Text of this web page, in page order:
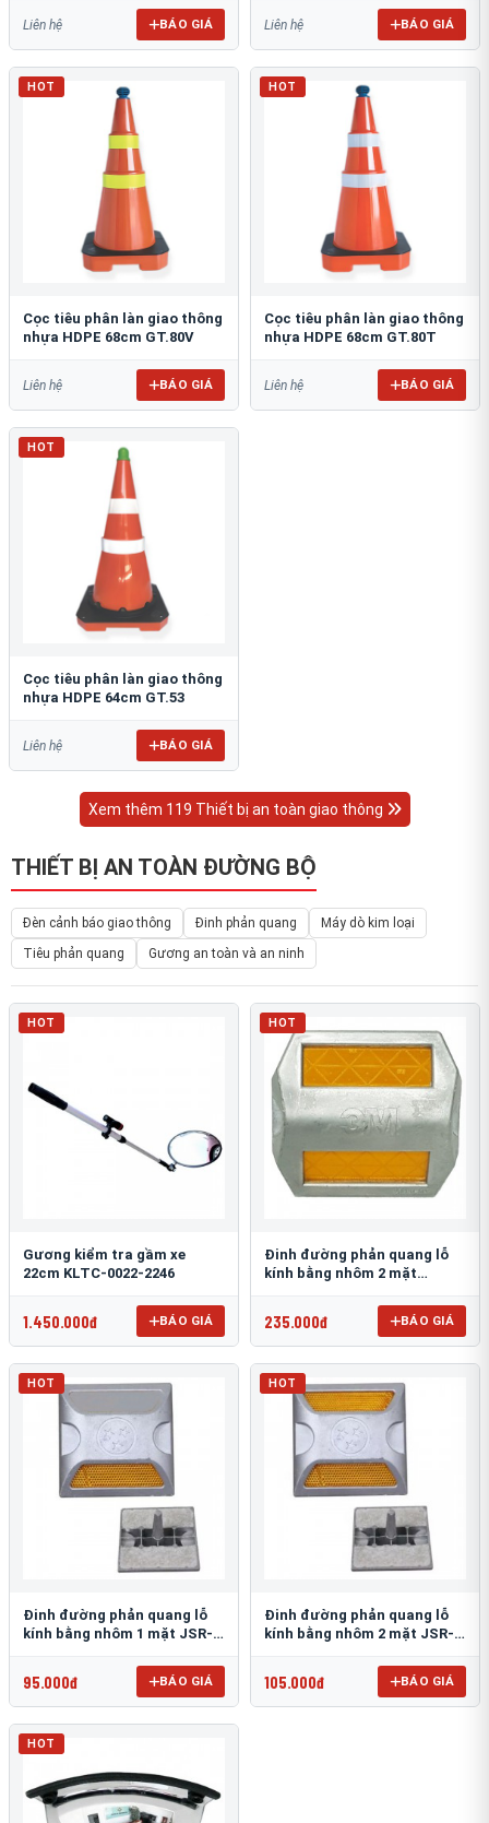
Liên hệ BÁO GIÁ Liên hệ BÁO GIÁ
HOT
Cọc tiêu phân làn giao thông
nhựa HDPE 68cm GT.80V
Liên hệ BÁO GIÁ
HOT
Cọc tiêu phân làn giao thông
nhựa HDPE 68cm GT.80T
Liên hệ BÁO GIÁ
HOT
Cọc tiêu phân làn giao thông
nhựa HDPE 64cm GT.53
Liên hệ BÁO GIÁ
Xem thêm 119 Thiết bị an toàn giao thông
THIẾT BỊ AN TOÀN ĐƯỜNG BỘ
Đèn cảnh báo giao thông Đinh phản quang
Máy dò kim loại
Tiêu phản quang
Gương an toàn và an ninh
HOT
Gương kiểm tra gầm xe
22cm KLTC-0022-2246
1.450.000đ BÁO GIÁ
HOT
Đinh đường phản quang lỗ
kính bằng nhôm 2 mặt
235.000đ BÁO GIÁ
HOT
Đinh đường phản quang lỗ
kính bằng nhôm 1 mặt JSR-
95.000đ BÁO GIÁ
HOT
Đinh đường phản quang lỗ
kính bằng nhôm 2 mặt JSR-
105.000đ BÁO GIÁ
HOT